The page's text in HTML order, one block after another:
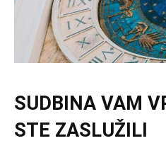
SUDBINA VAM
STE ZASLUŽILI